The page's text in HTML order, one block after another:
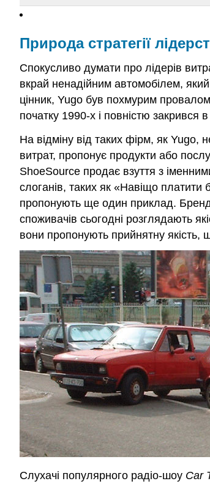
Природа стратегії
Спокусливо думати про лідерів
вкрай ненадійним автомобілем,
цінник, Yugo був похмурим
початку 1990-х і повністю закрився
На відміну від таких фірм, як
витрат, пропонує продукти або
ShoeSource продає взуття з
слоганів, таких як «Навіщо
пропонують ще один приклад. Бренд
споживачів сьогодні розглядають
вони пропонують прийнятну якість,
Слухачі популярного радіо-шоу Car